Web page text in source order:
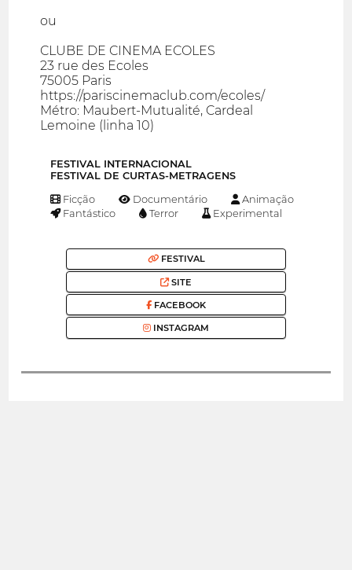
ou
CLUBE DE CINEMA ECOLES
23 rue des Ecoles
75005 Paris
https://pariscinemaclub.com/ecoles/
Métro: Maubert-Mutualité, Cardeal
Lemoine (linha 10)
FESTIVAL INTERNACIONAL
FESTIVAL DE CURTAS-METRAGENS
Ficção Documentário
Animação
Fantástico
Terror Experimental
FESTIVAL
SITE
FACEBOOK
INSTAGRAM